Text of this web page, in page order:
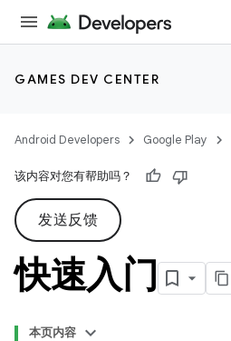
GAMES DEV CENTER
Android Developers Google Play
该内容对您有帮助吗？
发送反馈
快速入门
本页内容